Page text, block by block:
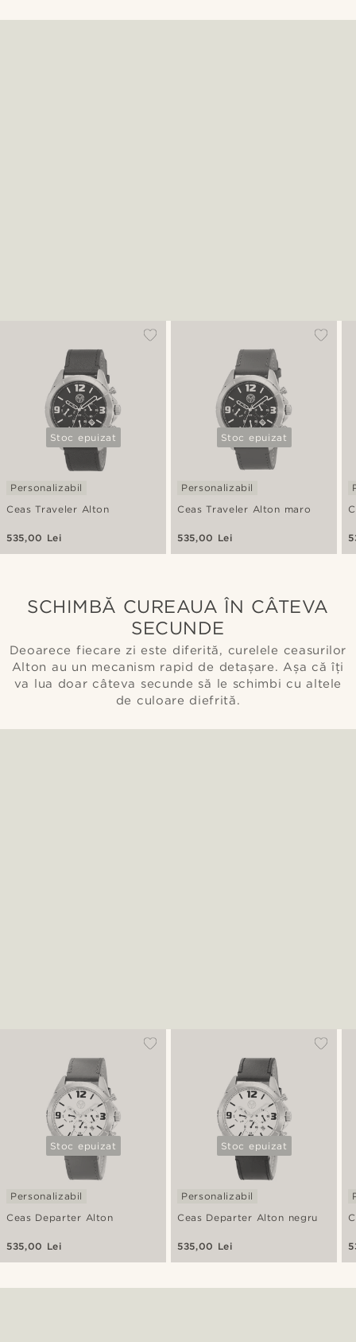
Stoc epuizat
Ceas Traveler Alton
Personalizabil
535,00 Lei
Stoc epuizat
Ceas Traveler Alton maro
Personalizabil
535,00 Lei
SCHIMBĂ CUREAUA ÎN CÂTEVA
SECUNDE
Deoarece fiecare zi este diferită, curelele ceasurilor
Alton au un mecanism rapid de detașare. Așa că îți
va lua doar câteva secunde să le schimbi cu altele
de culoare diefrită.
Stoc epuizat
Ceas Departer Alton
Personalizabil
535,00 Lei
Stoc epuizat
Ceas Departer Alton negru
Personalizabil
535,00 Lei